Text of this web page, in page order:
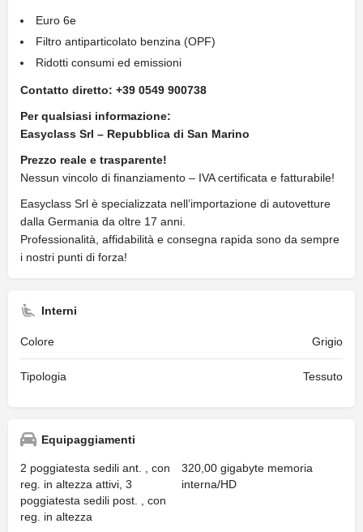
Euro 6e
Filtro antiparticolato benzina (OPF)
Ridotti consumi ed emissioni
Contatto diretto: +39 0549 900738
Per qualsiasi informazione:
Easyclass Srl – Repubblica di San Marino
Prezzo reale e trasparente!
Nessun vincolo di finanziamento – IVA certificata e fatturabile!
Easyclass Srl è specializzata nell’importazione di autovetture
dalla Germania da oltre 17 anni.
Professionalità, affidabilità e consegna rapida sono da sempre
i nostri punti di forza!
Interni
Colore Grigio
Tipologia Tessuto
Equipaggiamenti
2 poggiatesta sedili ant. , con
reg. in altezza attivi, 3
poggiatesta sedili post. , con
reg. in altezza
320,00 gigabyte memoria
interna/HD